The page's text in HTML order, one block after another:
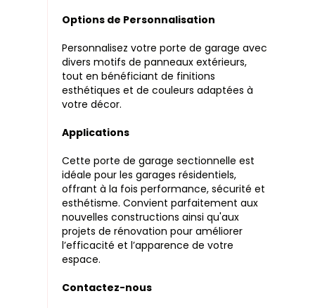
Options de Personnalisation
Personnalisez votre porte de garage avec
divers motifs de panneaux extérieurs,
tout en bénéficiant de finitions
esthétiques et de couleurs adaptées à
votre décor.
Applications
Cette porte de garage sectionnelle est
idéale pour les garages résidentiels,
offrant à la fois performance, sécurité et
esthétisme. Convient parfaitement aux
nouvelles constructions ainsi qu'aux
projets de rénovation pour améliorer
l’efficacité et l’apparence de votre
espace.
Contactez-nous